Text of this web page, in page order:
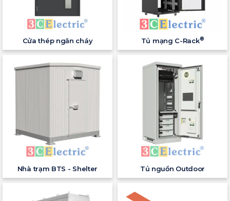
Cửa thép ngăn cháy Tủ mạng C-Rack®
Nhà trạm BTS - Shelter Tủ nguồn Outdoor